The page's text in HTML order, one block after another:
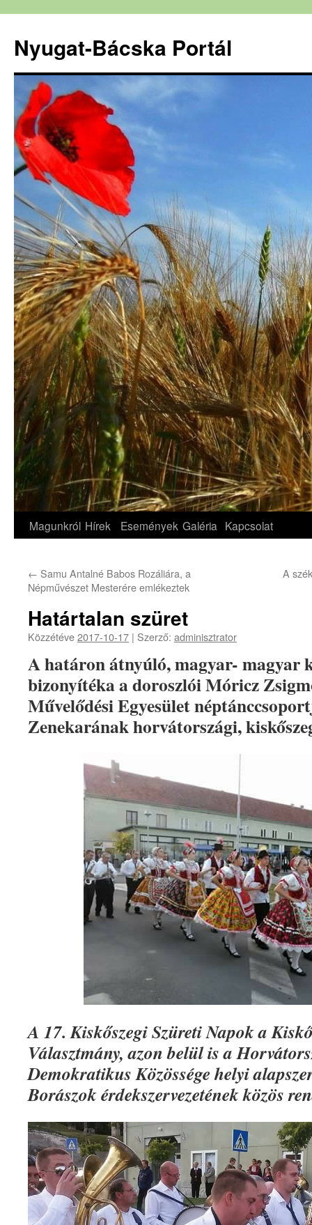
Nyugat-Bácska Portál
Magunkról Hírek Események Galéria Kapcsolat
← Samu Antalné Babos Rozáliára, a
Népművészet Mesterére emlékeztek
A
Határtalan szüret
Közzétéve2017-10-17 | Szerző: adminisztrator
A határon átnyúló, magyar- magyar
bizonyítéka a doroszlói Móricz
Művelődési Egyesület
Zenekarának horvátországi,
A 17. Kiskőszegi Szüreti Napok a
Választmány, azon belül is a
Demokratikus Közössége helyi
Borászok érdekszervezetének közös